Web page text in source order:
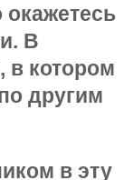
В
в котором
другим
в эту